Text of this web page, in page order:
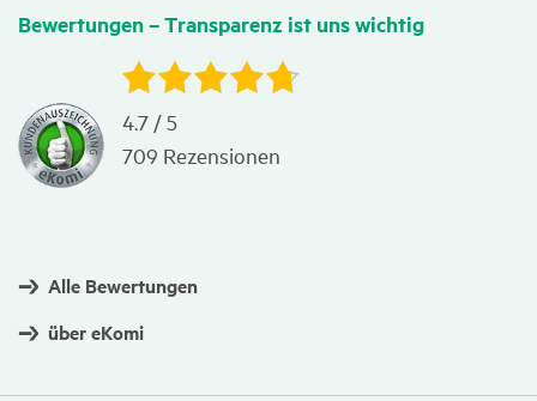
Bewer­tungen– Trans­pa­renz ist uns wichtig
4.7 / 5
709 Rezensionen
Alle Bewertungen
über eKomi